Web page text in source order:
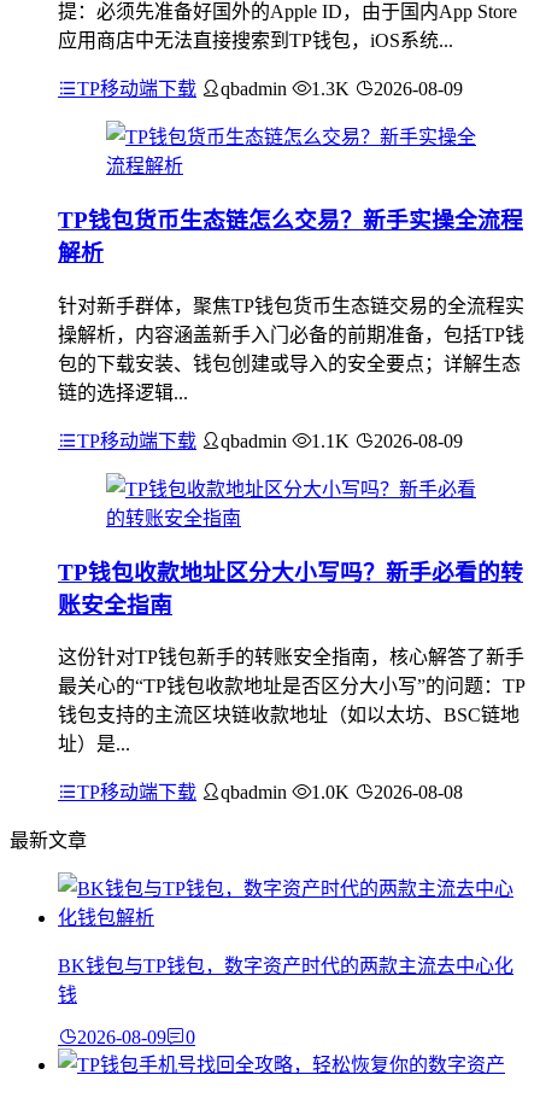
提：必须先准备好国外的Apple ID，由于国内App Store
应用商店中无法直接搜索到TP钱包，iOS系统...
TP移动端下载 qbadmin 1.3K 2026-08-09
TP钱包货币生态链怎么交易？新手实操全流程
解析
针对新手群体，聚焦TP钱包货币生态链交易的全流程实
操解析，内容涵盖新手入门必备的前期准备，包括TP钱
包的下载安装、钱包创建或导入的安全要点；详解生态
链的选择逻辑...
TP移动端下载 qbadmin 1.1K 2026-08-09
TP钱包收款地址区分大小写吗？新手必看的转
账安全指南
这份针对TP钱包新手的转账安全指南，核心解答了新手
最关心的“TP钱包收款地址是否区分大小写”的问题：TP
钱包支持的主流区块链收款地址（如以太坊、BSC链地
址）是...
TP移动端下载 qbadmin 1.0K 2026-08-08
最新文章
BK钱包与TP钱包，数字资产时代的两款主流去中心化
钱
2026-08-09 0